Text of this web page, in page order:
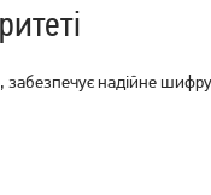
надійне